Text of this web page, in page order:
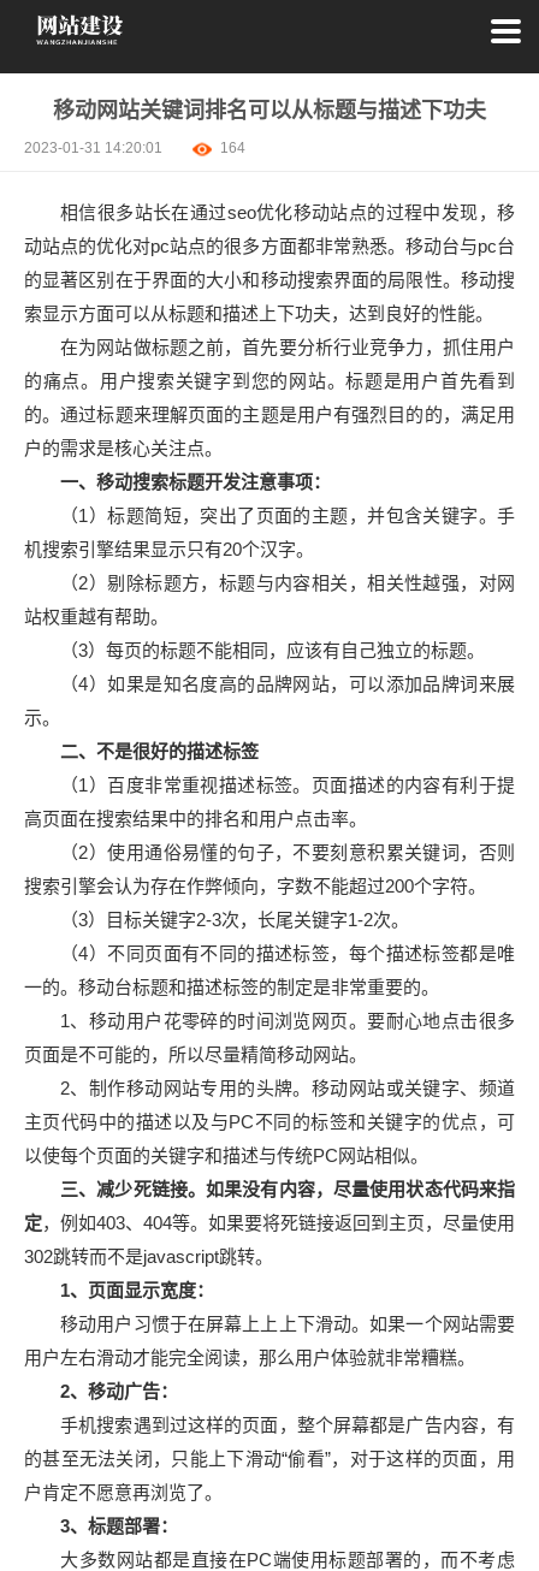
移动网站关键词排名可以从标题与描述下功夫
2023-01-31 14:20:01 164
相信很多站长在通过seo优化移动站点的过程中发现，移
动站点的优化对pc站点的很多方面都非常熟悉。移动台与pc台
的显著区别在于界面的大小和移动搜索界面的局限性。移动搜
索显示方面可以从标题和描述上下功夫，达到良好的性能。
在为网站做标题之前，首先要分析行业竞争力，抓住用户
的痛点。用户搜索关键字到您的网站。标题是用户首先看到
的。通过标题来理解页面的主题是用户有强烈目的的，满足用
户的需求是核心关注点。
一、移动搜索标题开发注意事项：
（1）标题简短，突出了页面的主题，并包含关键字。手
机搜索引擎结果显示只有20个汉字。
（2）剔除标题方，标题与内容相关，相关性越强，对网
站权重越有帮助。
（3）每页的标题不能相同，应该有自己独立的标题。
（4）如果是知名度高的品牌网站，可以添加品牌词来展
示。
二、不是很好的描述标签
（1）百度非常重视描述标签。页面描述的内容有利于提
高页面在搜索结果中的排名和用户点击率。
（2）使用通俗易懂的句子，不要刻意积累关键词，否则
搜索引擎会认为存在作弊倾向，字数不能超过200个字符。
（3）目标关键字2-3次，长尾关键字1-2次。
（4）不同页面有不同的描述标签，每个描述标签都是唯
一的。移动台标题和描述标签的制定是非常重要的。
1、移动用户花零碎的时间浏览网页。要耐心地点击很多
页面是不可能的，所以尽量精简移动网站。
2、制作移动网站专用的头牌。移动网站或关键字、频道
主页代码中的描述以及与PC不同的标签和关键字的优点，可
以使每个页面的关键字和描述与传统PC网站相似。
三、减少死链接。如果没有内容，尽量使用状态代码来指
定，例如403、404等。如果要将死链接返回到主页，尽量使用
302跳转而不是javascript跳转。
1、页面显示宽度：
移动用户习惯于在屏幕上上上下滑动。如果一个网站需要
用户左右滑动才能完全阅读，那么用户体验就非常糟糕。
2、移动广告：
手机搜索遇到过这样的页面，整个屏幕都是广告内容，有
的甚至无法关闭，只能上下滑动“偷看”，对于这样的页面，用
户肯定不愿意再浏览了。
3、标题部署：
大多数网站都是直接在PC端使用标题部署的，而不考虑